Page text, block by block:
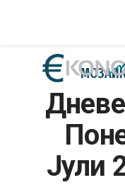
АКТУЕЛНО
ЕКОНОМИЈА
ФИНАНСИИ
БАНКАРСТВО
Јули